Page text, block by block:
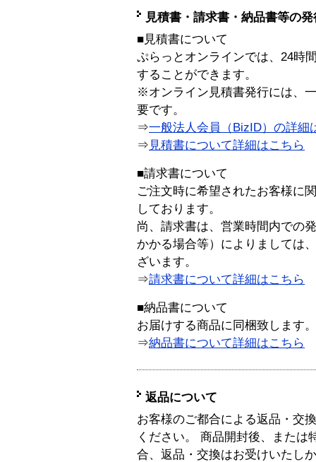
見積書・請求書・納品書等の
■見積書について
ぷらっとオンラインでは、24時
することができます。
※オンライン見積書発行には、
要です。
⇒一般法人会員（BizID）の詳細
⇒ 見積書について詳細はこちら
■請求書について
ご注文時に希望されたお客様に
しております。
尚、請求書は、営業時間内での
かかる場合等）によりましては
ざいます。
⇒請求書について詳細はこちら
■納品書について
お届けする商品に同梱致します。
⇒納品書について詳細はこちら
返品について
お客様のご都合による返品・交
ください。 商品開封後、または
合、返品・交換はお受けいたし